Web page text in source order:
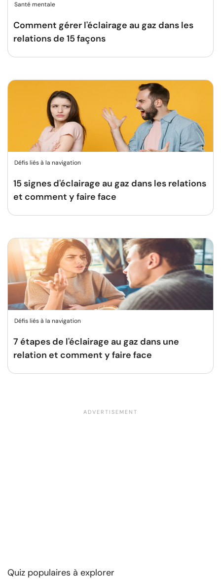
Santé mentale
Comment gérer l'éclairage au gaz dans les
relations de 15 façons
Défis liés à la navigation
15 signes d'éclairage au gaz dans les relations
et comment y faire face
Défis liés à la navigation
7 étapes de l'éclairage au gaz dans une
relation et comment y faire face
Quiz populaires à explorer